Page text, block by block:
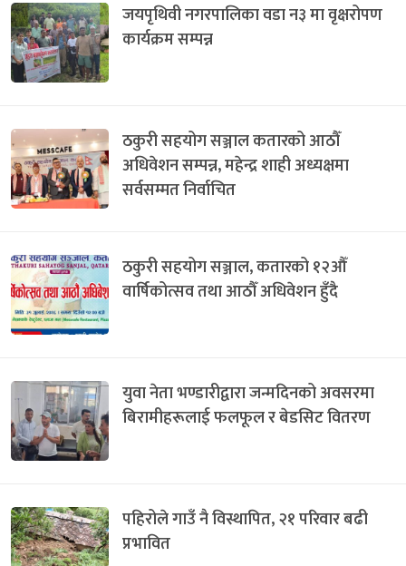
जयपृथिवी नगरपालिका वडा न३ मा वृक्षरोपण
कार्यक्रम सम्पन्न
ठकुरी सहयोग सञ्जाल कतारको आठौँ
अधिवेशन सम्पन्न, महेन्द्र शाही अध्यक्षमा
सर्वसम्मत निर्वाचित
ठकुरी सहयोग सञ्जाल, कतारको १२औँ
वार्षिकोत्सव तथा आठौँ अधिवेशन हुँदै
युवा नेता भण्डारीद्वारा जन्मदिनको अवसरमा
बिरामीहरूलाई फलफूल र बेडसिट वितरण
पहिरोले गाउँ नै विस्थापित, २१ परिवार बढी
प्रभावित